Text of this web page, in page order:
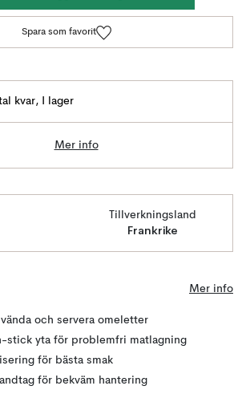
Spara som favorit
kvar, I lager
Mer info
Tillverkningsland
Frankrike
Mer info
och servera omeletter
stick yta för problemfri matlagning
för bästa smak
för bekväm hantering